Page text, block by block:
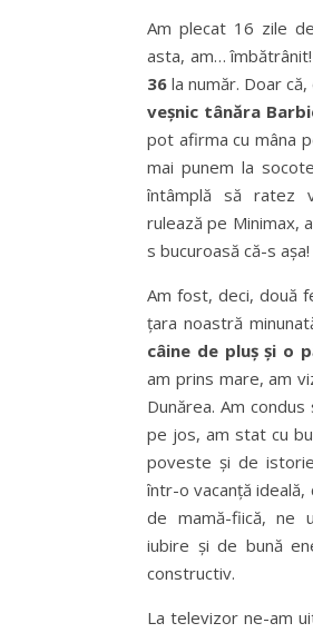
Am plecat 16 zile
asta, am…
36 la număr. Doar
veșnic tânăra
pot afirma cu mâna
mai punem la
întâmplă să ratez
rulează pe Minimax,
s bucuroasă că-s așa!
Am fost, deci, două
țara noastră
câine de pluș și o
am prins mare, am
Dunărea. Am
pe jos, am stat cu
poveste și de
într-o vacanță ideală,
de mamă-fiică, ne
iubire și de bună
constructiv.
La televizor ne-am